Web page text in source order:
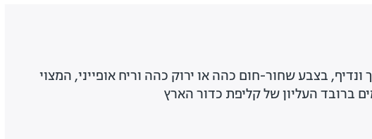
ונדיף, בצבע שחור-חום כהה או ירוק כהה וריח אופייני, המצוי
ברובד העליון של קליפת כדור הארץ